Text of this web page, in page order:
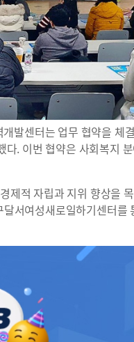
발센터는 업무 협약을 체
. 이번 협약은 사회복지
제적 자립과 지위 향상을
서여성새로일하기센터를